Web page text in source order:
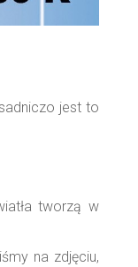
jest to
tworzą w
na zdjęciu,